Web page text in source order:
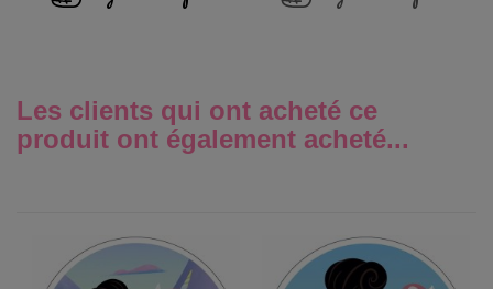
Les clients qui ont acheté ce
produit ont également acheté...